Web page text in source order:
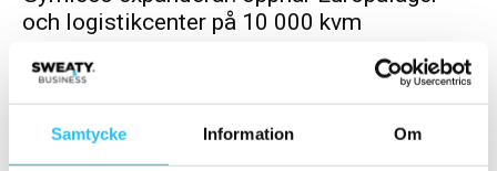
Samtycke Information Om
och logistikcenter på 10 000 kvm
För att tillgodose den stora efterfrågan från Sverige och Europa
öppnar Gymleco ett helt nytt lager och logistikcenter i Eskilstuna
och utökar sin lagerkapacitet...